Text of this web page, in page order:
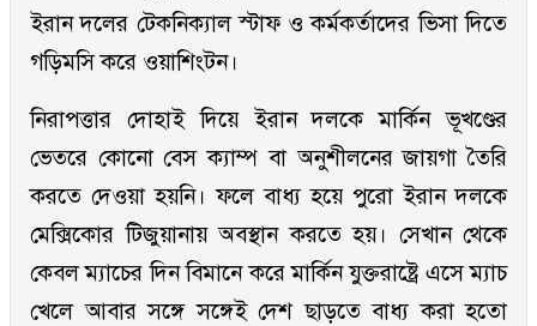
ইরান দলের টেকনিক্যাল স্টাফ ও কর্মকর্তাদের ভিসা দিতে
গড়িমসি করে ওয়াশিংটন।
নিরাপত্তার দোহাই দিয়ে ইরান দলকে মার্কিন ভূখণ্ডের
ভেতরে কোনো বেস ক্যাম্প বা অনুশীলনের জায়গা তৈরি
করতে দেওয়া হয়নি। ফলে বাধ্য হয়ে পুরো ইরান দলকে
মেক্সিকোর টিজুয়ানায় অবস্থান করতে হয়। সেখান থেকে
কেবল ম্যাচের দিন বিমানে করে মার্কিন যুক্তরাষ্ট্রে এসে ম্যাচ
খেলে আবার সঙ্গে সঙ্গেই দেশ ছাড়তে বাধ্য করা হতো